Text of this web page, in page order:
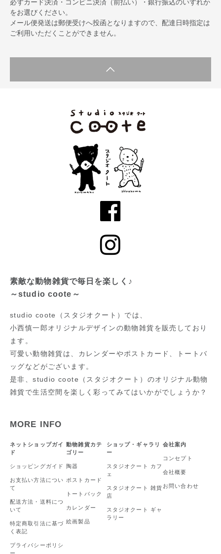
必ずカード決済・コンビニ決済（前払い）・銀行振込のいずれか
をお選びください。
メール便発送は郵便受けへ投函となりますので、配達日時指定は
ご利用いただくことができません。
素敵な動物雑貨で毎日を楽しく♪
～studio coote～
studio coote（スタジオクート）では、
小西慎一郎オリジナルデザインの動物雑貨を販売しており
ます。
可愛い動物雑貨は、カレンダーやポストカード、トートバ
ッグなどがございます。
是非、studio coote（スタジオクート）のオリジナル動物
雑貨で生活空間を楽しく彩ってみてはいかがでしょうか？
MORE INFO
ネットショップガイ
ド
ショッピングガイド
お支払い方法につい
て
配送方法・送料につ
いて
特定商取引法に基づ
く表記
プライバシーポリシ
ー
動物雑貨カテ
ゴリー
陶器
ポストカード
トートバック
カレンダー
絵画製品
ショップ・ギャラリ
ー
スタジオクート カフ
ェ
スタジオクート 雑貨
店
スタジオクート ギャ
ラリー
会社案内
コンセプト
会社概要
お問い合わせ